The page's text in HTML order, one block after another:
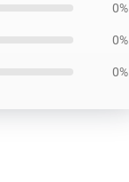
0%
0%
0%